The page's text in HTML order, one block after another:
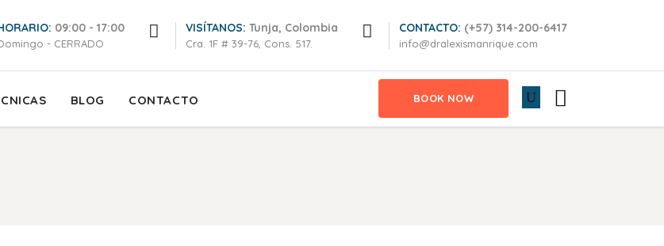
09:00 - 17:00
- CERRADO
VISÍTANOS: Tunja, Colombia
Cra. 1F # 39-76, Cons. 517.
CONTACTO: (+57) 314-200-6417
info@dralexismanrique.com
BLOG CONTACTO BOOK NOW